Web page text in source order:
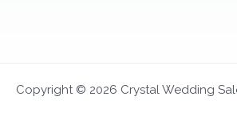
Copyright © 2026 Crystal Wedding